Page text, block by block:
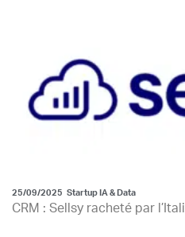
25/09/2025 Startup IA & Data
CRM : Sellsy racheté par